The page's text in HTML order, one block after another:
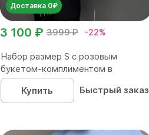
Доставка 0₽
3999 ₽ -22%
3 100 ₽
Набор размер S с розовым
букетом-комплиментом в
корейск...
Купить
Быстрый заказ